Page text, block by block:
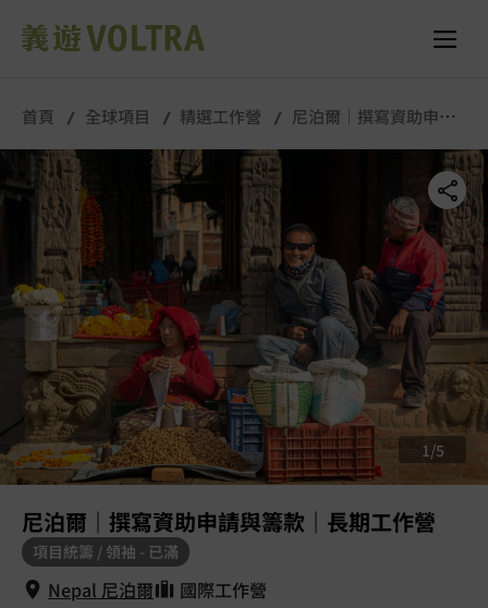
首頁 全球項目 精選工作營
尼泊爾｜撰寫資助申請
尼泊爾｜撰寫資助申請與籌款｜長期工作營
項目統籌 / 領袖 - 已滿
Nepal 尼泊爾 國際工作營
1 /5
舉行城市/地點 (只供參考)